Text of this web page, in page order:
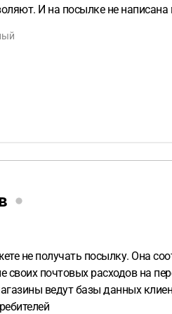
И на посылке не
не получать посылку. Она
своих почтовых расходов на
ведут базы данных